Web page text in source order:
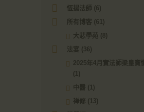
恆揚法師 (6)
所有博客 (61)
大悲學苑 (8)
法宴 (36)
2025年4月實法師梁皇寶
(1)
中醫 (1)
禅修 (13)